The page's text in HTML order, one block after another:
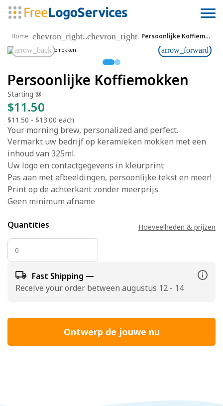
Home chevron_right...chevron_right
Persoonlijke Koffiemokken
arrow_back
arrow_forward
Persoonlijke Koffiemokken
Starting @
$11.50
$11.50 - $13.00 each
Your morning brew, personalized and perfect.
Vermarkt uw bedrijf op keramieken mokken met een
inhoud van 325ml.
Uw logo en contactgegevens in kleurprint
Pas aan met afbeeldingen, persoonlijke tekst en meer!
Print op de achterkant zonder meerprijs
Geen minimum afname
Quantities Hoeveelheden & prijzen
Fast Shipping —
Receive your order between augustus 12 - 14
Ontwerp de jouwe nu